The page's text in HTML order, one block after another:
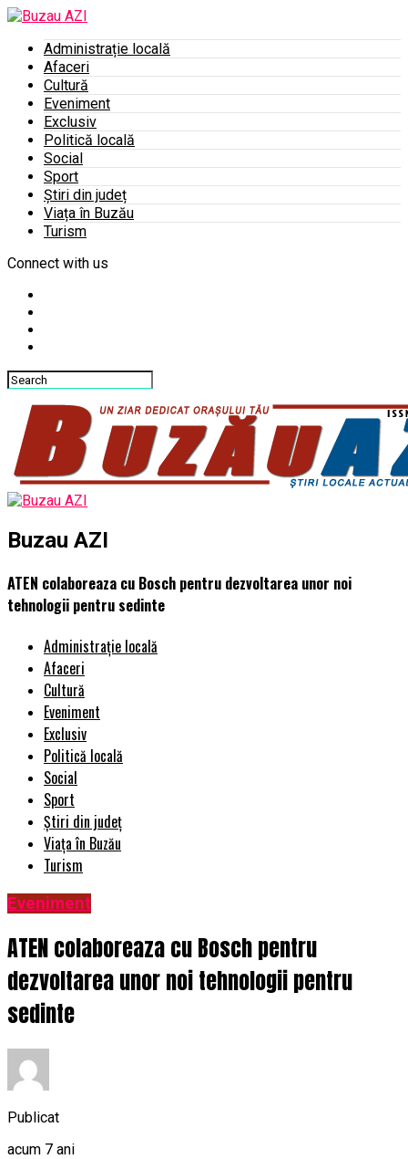
Administrație locală
Afaceri
Cultură
Eveniment
Exclusiv
Politică locală
Social
Sport
Știri din județ
Viața în Buzău
Turism
Connect with us
Buzau AZI
ATEN colaboreaza cu Bosch pentru dezvoltarea unor noi
tehnologii pentru sedinte
Administrație locală
Afaceri
Cultură
Eveniment
Exclusiv
Politică locală
Social
Sport
Știri din județ
Viața în Buzău
Turism
Eveniment
ATEN colaboreaza cu Bosch pentru
dezvoltarea unor noi tehnologii pentru
sedinte
Publicat
acum 7 ani